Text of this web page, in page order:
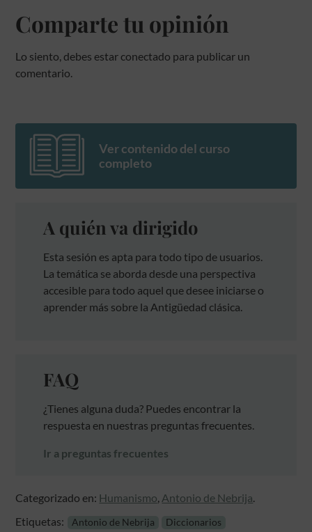
Comparte tu opinión
Lo siento, debes estar conectado para publicar un
comentario.
Ver contenido del curso
completo
A quién va dirigido
Esta sesión es apta para todo tipo de usuarios.
La temática se aborda desde una perspectiva
accesible para todo aquel que desee iniciarse o
aprender más sobre la Antigüedad clásica.
FAQ
¿Tienes alguna duda? Puedes encontrar la
respuesta en nuestras preguntas frecuentes.
Ir a preguntas frecuentes
Categorizado en: Humanismo Antonio de Nebrija
Etiquetas:
Antonio de Nebrija
Diccionarios